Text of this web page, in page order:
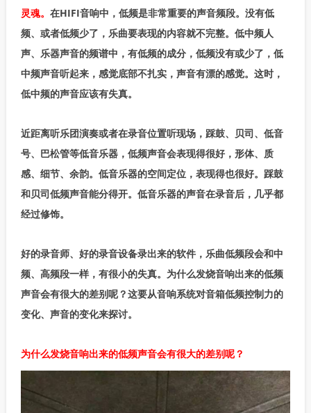
灵魂。在HIFI音响中，低频是非常重要的声音频段。没有低
频、或者低频少了，乐曲要表现的内容就不完整。低中频人
声、乐器声音的频谱中，有低频的成分，低频没有或少了，低
中频声音听起来，感觉底部不扎实，声音有漂的感觉。这时，
低中频的声音应该有失真。
近距离听乐团演奏或者在录音位置听现场，踩鼓、贝司、低音
号、巴松管等低音乐器，低频声音会表现得很好，形体、质
感、细节、余韵。低音乐器的空间定位，表现得也很好。踩鼓
和贝司低频声音能分得开。低音乐器的声音在录音后，几乎都
经过修饰。
好的录音师、好的录音设备录出来的软件，乐曲低频段会和中
频、高频段一样，有很小的失真。为什么发烧音响出来的低频
声音会有很大的差别呢？这要从音响系统对音箱低频控制力的
变化、声音的变化来探讨。
为什么发烧音响出来的低频声音会有很大的差别呢？